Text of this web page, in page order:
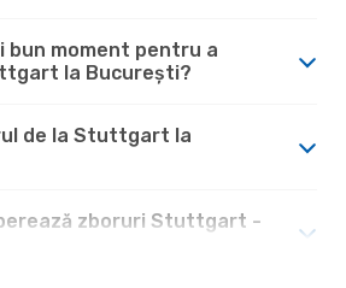
bun moment pentru a
la București?
de la Stuttgart la
zboruri Stuttgart -